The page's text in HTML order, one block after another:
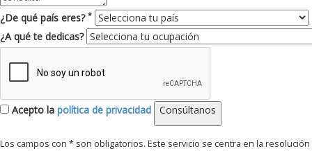
¿De qué país eres? *
¿A qué te dedicas?
Acepto la política de privacidad Consúltanos
Los campos con * son obligatorios